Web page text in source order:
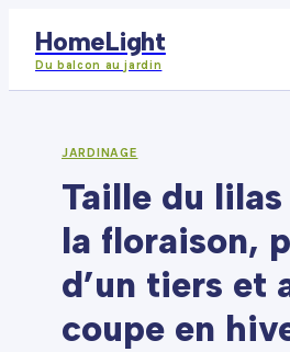
HomeLight
Du balcon au jardin
Déco
Immobilier
Jardinage
Maison
JARDINAGE
Taille du
la floraison,
d’un tiers et
coupe en